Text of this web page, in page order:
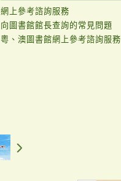
網上參考諮詢服務
向圖書館館長查詢的常見問題
粵、澳圖書館網上參考諮詢服務